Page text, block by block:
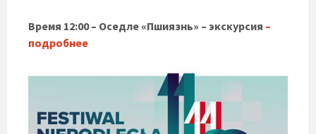
Время 12:00 – Оседле «Пшиязнь» – экскурсия –
подробнее